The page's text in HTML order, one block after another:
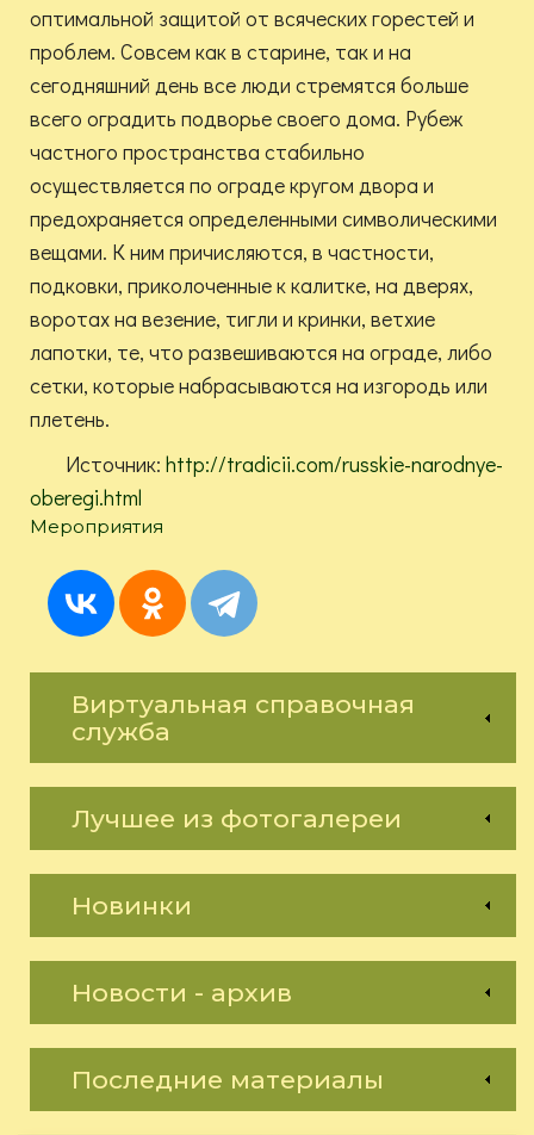
оптимальной защитой от всяческих горестей и
проблем. Совсем как в старине, так и на
сегодняшний день все люди стремятся больше
всего оградить подворье своего дома. Рубеж
частного пространства стабильно
осуществляется по ограде кругом двора и
предохраняется определенными символическими
вещами. К ним причисляются, в частности,
подковки, приколоченные к калитке, на дверях,
воротах на везение, тигли и кринки, ветхие
лапотки, те, что развешиваются на ограде, либо
сетки, которые набрасываются на изгородь или
плетень.
Источник: http://tradicii.com/russkie-narodnye-
oberegi.html
Мероприятия
Виртуальная справочная
служба
Лучшее из фотогалереи
Новинки
Новости - архив
Последние материалы